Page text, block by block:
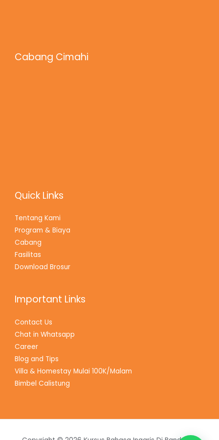
Cabang Cimahi
Quick Links
Tentang Kami
Program & Biaya
Cabang
Fasilitas
Download Brosur
Important Links
Contact Us
Chat in Whatsapp
Career
Blog and Tips
Villa & Homestay Mulai 100K/Malam
Bimbel Calistung